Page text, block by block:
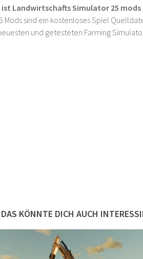
ist Landwirtschafts Simulator 25 mods
Mods sind ein kostenloses Spiel
und getesteten Farming
DAS KÖNNTE DICH AUCH